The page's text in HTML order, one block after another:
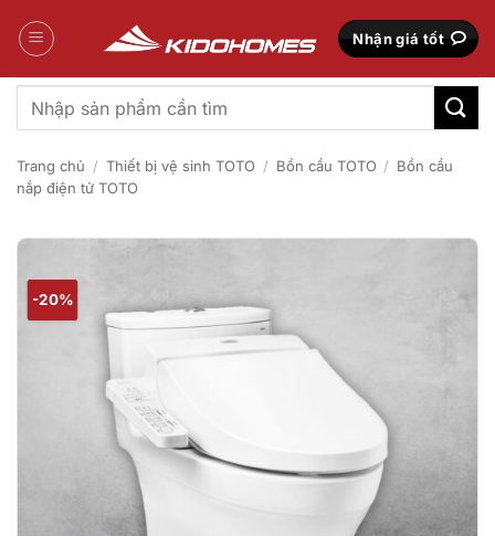
qua
Nhận giá tốt
Tìm
kiếm:
Trang chủ / Thiết bị vệ sinh TOTO / Bồn cầu TOTO / Bồn cầu
nắp điện tử TOTO
-20%